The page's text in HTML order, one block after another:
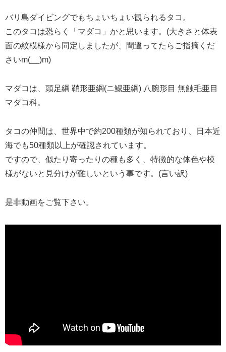
バリ島ダイビングでもちょいちょい観られるタコ。
このタコは恐らく「マダコ」かと思います。 (大きさと体表
面の紋模様から同定しましたが、間違ってたらご指摘くだ
さいm(__)m)
マダコは、頭足綱 鞘形亜綱(ニ鰓亜綱) 八腕形目 無触毛亜目
マダコ科。
タコの仲間は、世界中で約200種類が知られており、日本近
海でも50種類以上が確認されています。
ですので、似たり寄ったりの種も多く、特徴的な体色や模
様がないと見分けが難しいという事です。 (言い訳)
是非動画をご覧下さい。